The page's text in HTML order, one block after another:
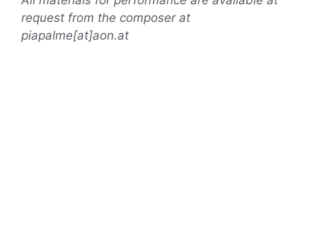
request from the composer at
piapalme[at]aon.at